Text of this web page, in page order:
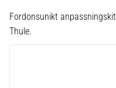
Fordonsunikt
Thule.